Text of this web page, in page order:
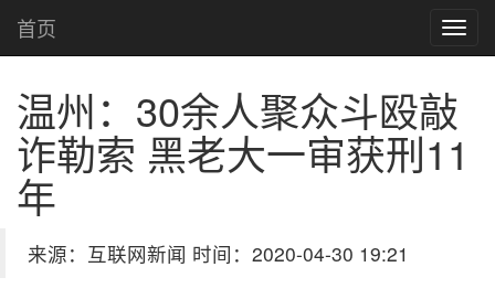
首页
温州：30余人聚众斗殴敲
诈勒索 黑老大一审获刑11
年
来源：互联网新闻 时间：2020-04-30 19:21